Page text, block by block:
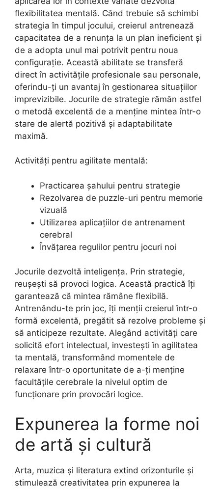
flexibilitatea mentală. Când trebuie să schimbi
strategia în timpul jocului, creierul antrenează
capacitatea de a renunța la un plan ineficient și
de a adopta unul mai potrivit pentru noua
configurație. Această abilitate se transferă
direct în activitățile profesionale sau personale,
oferindu-ți un avantaj în gestionarea situațiilor
imprevizibile. Jocurile de strategie rămân astfel
o metodă excelentă de a menține mintea într-o
stare de alertă pozitivă și adaptabilitate
maximă.
Activități pentru agilitate mentală:
Practicarea șahului pentru strategie
Rezolvarea de puzzle-uri pentru memorie
vizuală
Utilizarea aplicațiilor de antrenament
cerebral
Învățarea regulilor pentru jocuri noi
Jocurile dezvoltă inteligența. Prin strategie,
reușești să provoci logica. Această practică îți
garantează că mintea rămâne flexibilă.
Antrenându-te prin joc, îți menții creierul într-o
formă excelentă, pregătit să rezolve probleme și
să anticipeze rezultate. Alegând activități care
solicită efort intelectual, investești în agilitatea
ta mentală, transformând momentele de
relaxare într-o oportunitate de a-ți menține
facultățile cerebrale la nivelul optim de
funcționare prin provocări logice.
Expunerea la forme noi
de artă și cultură
Arta, muzica și literatura extind orizonturile și
stimulează creativitatea prin expunerea la